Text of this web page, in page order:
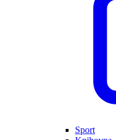
Sport